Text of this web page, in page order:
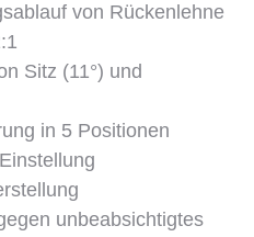
von Rückenlehne
Sitz (11°) und
in 5 Positionen
unbeabsichtigtes